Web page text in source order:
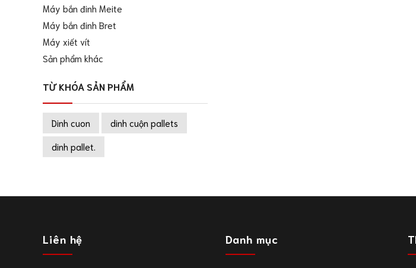
Máy bắn đinh Meite
Máy bắn đinh Bret
Máy xiết vít
Sản phẩm khác
TỪ KHÓA SẢN PHẨM
Dinh cuon
dinh cuộn pallets
dinh pallet.
Liên hệ Danh mục